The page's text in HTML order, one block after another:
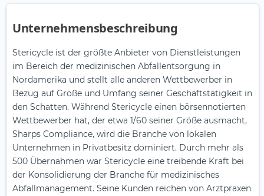
Unternehmensbeschreibung
Stericycle ist der größte Anbieter von Dienstleistungen
im Bereich der medizinischen Abfallentsorgung in
Nordamerika und stellt alle anderen Wettbewerber in
Bezug auf Größe und Umfang seiner Geschäftstätigkeit in
den Schatten. Während Stericycle einen börsennotierten
Wettbewerber hat, der etwa 1/60 seiner Größe ausmacht,
Sharps Compliance, wird die Branche von lokalen
Unternehmen in Privatbesitz dominiert. Durch mehr als
500 Übernahmen war Stericycle eine treibende Kraft bei
der Konsolidierung der Branche für medizinisches
Abfallmanagement. Seine Kunden reichen von Arztpraxen